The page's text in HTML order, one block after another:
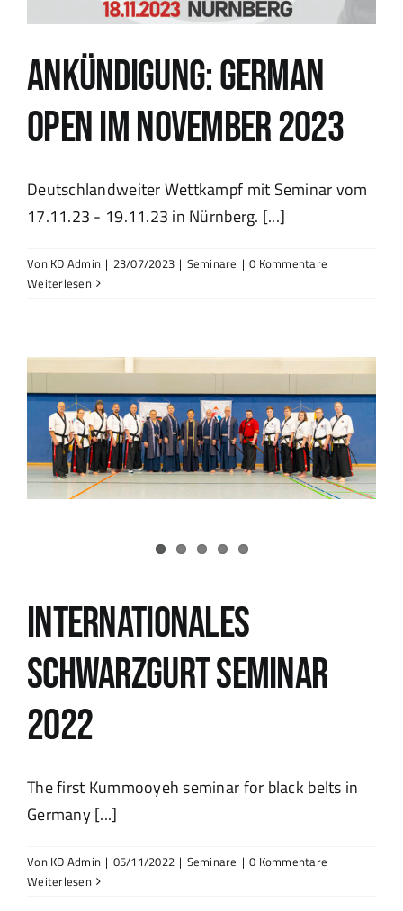
Ankündigung: German
Open im November 2023
Deutschlandweiter Wettkampf mit Seminar vom
17.11.23 - 19.11.23 in Nürnberg. [...]
Von KD Admin | 23/07/2023 | Seminare | 0 Kommentare
Weiterlesen
Internationales
Schwarzgurt Seminar
2022
The first Kummooyeh seminar for black belts in
Germany [...]
Von KD Admin | 05/11/2022 | Seminare | 0 Kommentare
Weiterlesen